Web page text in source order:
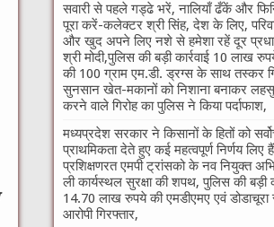
सवारी से पहले गड्ढे भरें, नालियाँ ढँकें और
पूरा करें-कलेक्टर श्री सिंह, देश के लिए,
और खुद अपने लिए नशे से हमेशा रहें दूर
श्री मोदी,पुलिस की बड़ी कार्रवाई 10 लाख
की 100 ग्राम एम.डी. ड्रग्स के साथ तस्कर
सुनसान खेत-मकानों को निशाना बनाकर
करने वाले गिरोह का पुलिस ने किया पर्दाफाश,
मध्यप्रदेश सरकार ने किसानों के हितों को
प्राथमिकता देते हुए कई महत्वपूर्ण निर्णय लिए
प्रशिक्षणरत एमपी ट्रांसको के नव नियुक्त
ली कार्यस्थल सुरक्षा की शपथ, पुलिस की बड़ी
14.70 लाख रुपये की एमडीएमए एवं डोडाचूरा
आरोपी गिरफ्तार,